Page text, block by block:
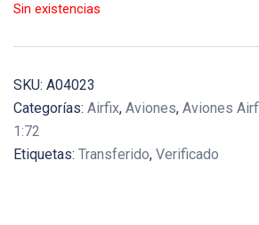
Sin existencias
SKU: A04023
Categorías: Airfix, Aviones, Aviones
1:72
Etiquetas: Transferido, Verificado